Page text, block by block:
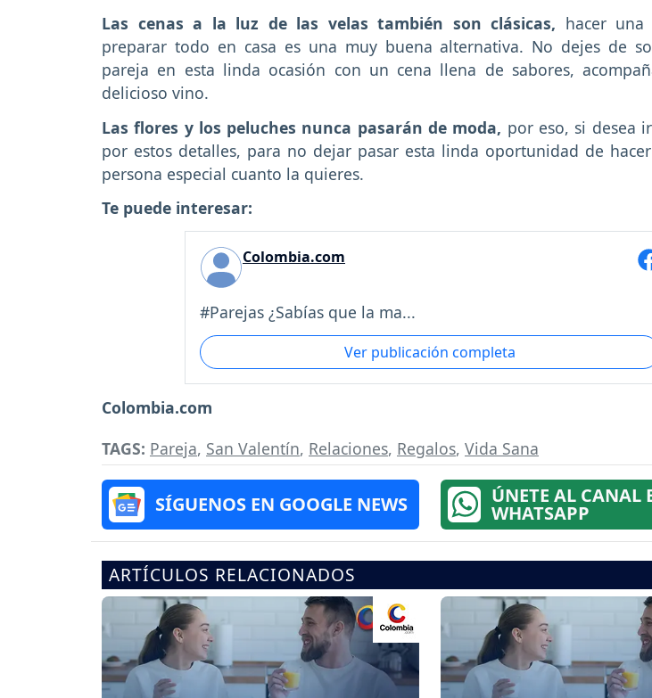
Las cenas a la luz de las velas también son clásicas, hacer una
preparar todo en casa es una muy buena alternativa. No dejes de
pareja en esta linda ocasión con un cena llena de sabores,
delicioso vino.
Las flores y los peluches nunca pasarán de moda, por eso, si desea
por estos detalles, para no dejar pasar esta linda oportunidad de
persona especial cuanto la quieres.
Te puede interesar:
Colombia.com
#Parejas ¿Sabías que la ma...
Ver publicación completa
Colombia.com
TAGS: Pareja, San Valentín, Relaciones, Regalos, Vida Sana
SÍGUENOS EN GOOGLE NEWS ÚNETE AL CANAL
WHATSAPP
ARTÍCULOS RELACIONADOS